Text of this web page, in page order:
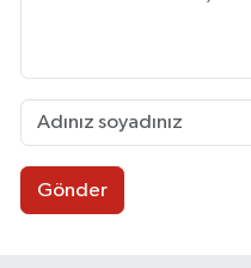
Gönder